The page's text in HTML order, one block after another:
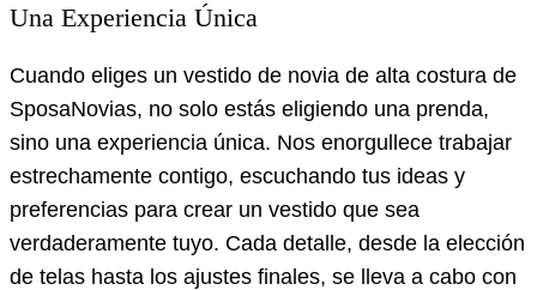
Una Experiencia Única
Cuando eliges un vestido de novia de alta costura de
SposaNovias, no solo estás eligiendo una prenda,
sino una experiencia única. Nos enorgullece trabajar
estrechamente contigo, escuchando tus ideas y
preferencias para crear un vestido que sea
verdaderamente tuyo. Cada detalle, desde la elección
de telas hasta los ajustes finales, se lleva a cabo con